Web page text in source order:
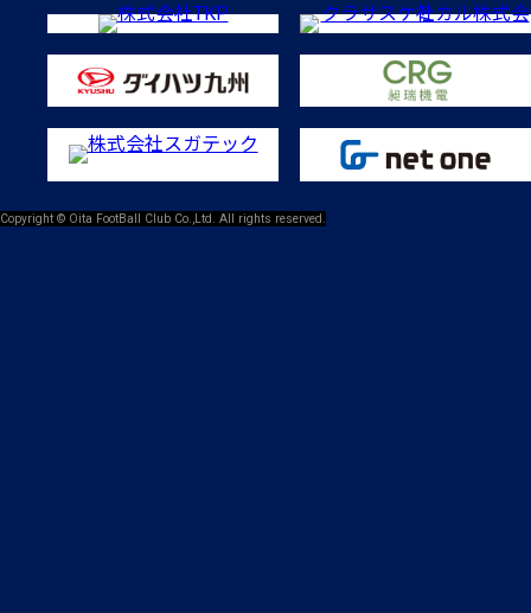
Copyright © Oita FootBall Club Co.,Ltd. All rights reserved.